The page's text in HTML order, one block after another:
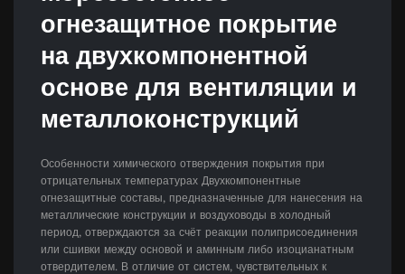
огнезащитное покрытие
на двухкомпонентной
основе для вентиляции и
металлоконструкций
Особенности химического отверждения покрытия при
отрицательных температурах Двухкомпонентные
огнезащитные составы, предназначенные для нанесения на
металлические конструкции и воздуховоды в холодный
период, отверждаются за счёт реакции полиприсоединения
или сшивки между основой и аминным либо изоцианатным
отвердителем. В отличие от систем, чувствительных к